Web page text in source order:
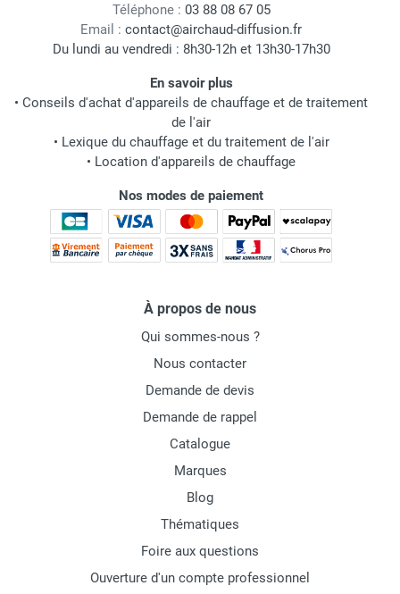
Téléphone : 03 88 08 67 05
Email : contact@airchaud-diffusion.fr
Du lundi au vendredi : 8h30-12h et 13h30-17h30
En savoir plus
• Conseils d'achat d'appareils de chauffage et de traitement
de l'air
• Lexique du chauffage et du traitement de l'air
• Location d'appareils de chauffage
Nos modes de paiement
À propos de nous
Qui sommes-nous ?
Nous contacter
Demande de devis
Demande de rappel
Catalogue
Marques
Blog
Thématiques
Foire aux questions
Ouverture d'un compte professionnel